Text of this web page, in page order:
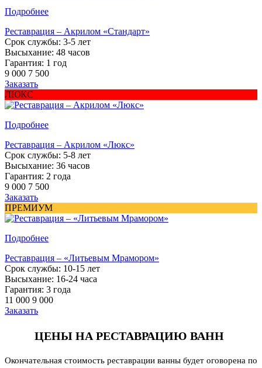
Подробнее
Реставрация – Акрилом «Стандарт»
Срок службы: 3-5 лет
Высыхание: 48 часов
Гарантия: 1 год
9 000 7 500
Заказать
ЛЮКС
Подробнее
Реставрация – Акрилом «Люкс»
Срок службы: 5-8 лет
Высыхание: 36 часов
Гарантия: 2 года
9 000 7 500
Заказать
ПРЕМИУМ
Подробнее
Реставрация – «Литьевым Мрамором»
Срок службы: 10-15 лет
Высыхание: 16-24 часа
Гарантия: 3 года
11 000 9 000
Заказать
ЦЕНЫ НА РЕСТАВРАЦИЮ ВАНН
Окончательная стоимость реставрации ванны будет оговорена по